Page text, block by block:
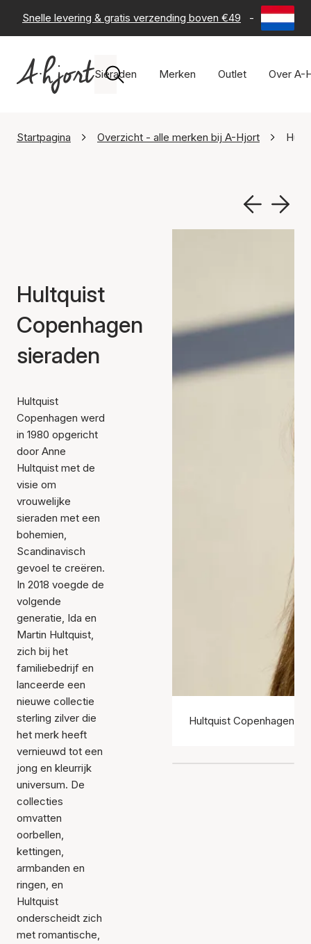
Snelle levering & gratis verzending boven €49 - 60 dagen
Sieraden Merken Outlet Over A-
Startpagina Overzicht - alle merken bij A-Hjort
Hultquist
Copenhagen
sieraden
Hultquist
Copenhagen werd
in 1980 opgericht
door Anne
Hultquist met de
visie om
vrouwelijke
sieraden met een
bohemien,
Scandinavisch
gevoel te creëren.
In 2018 voegde de
volgende
generatie, Ida en
Martin Hultquist,
zich bij het
familiebedrijf en
lanceerde een
nieuwe collectie
sterling zilver die
het merk heeft
vernieuwd tot een
jong en kleurrijk
universum. De
collecties
omvatten
oorbellen,
kettingen,
armbanden en
ringen, en
Hultquist
onderscheidt zich
met romantische,
Hultquist Copenhagen